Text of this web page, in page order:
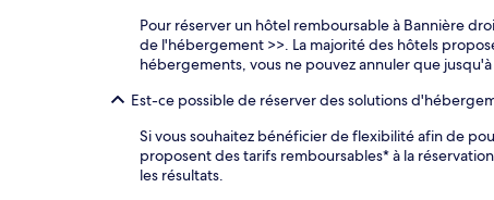
Pour réserver un hôtel remboursable à Bannière
de l'hébergement >>. La majorité des hôtels
hébergements, vous ne pouvez annuler que
Est-ce possible de réserver des solutions
Si vous souhaitez bénéficier de flexibilité afin de
proposent des tarifs remboursables* à la
les résultats.